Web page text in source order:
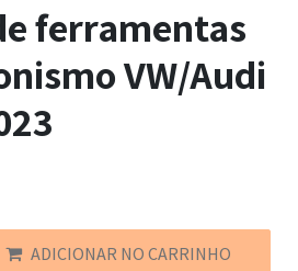
ferramentas
VW/Audi
ADICIONAR NO CARRINHO